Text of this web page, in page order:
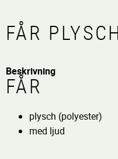
FÅR
Beskrivning
FÅR
plysch (polyester)
med ljud